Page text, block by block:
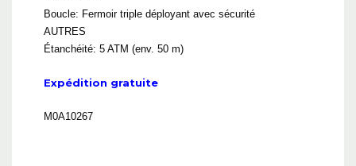
Boucle: Fermoir triple déployant avec sécurité
AUTRES
Étanchéité: 5 ATM (env. 50 m)
Expédition gratuite
M0A10267